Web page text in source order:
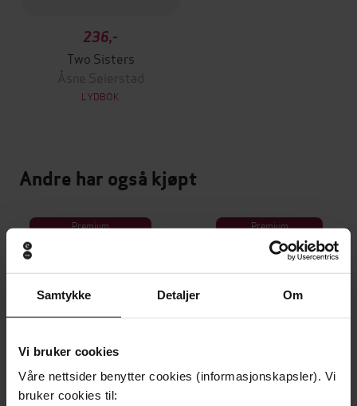
Samtykke Detaljer Om
Vi bruker cookies
Våre nettsider benytter cookies (informasjonskapsler). Vi
bruker cookies til:
236,-
Two Sisters
Åsne Seierstad
LYDBOK
Andre har også kjøpt
Premium
Premium
Første gang på tilbud